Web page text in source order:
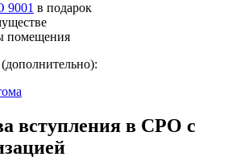
9001 в подарок
помещения
вступления в СРО с